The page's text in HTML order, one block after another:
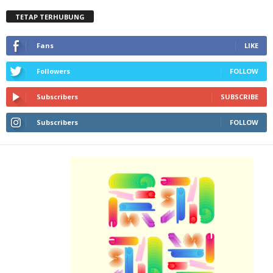
TETAP TERHUBUNG
Fans LIKE
Followers FOLLOW
Subscribers SUBSCRIBE
Subscribers FOLLOW